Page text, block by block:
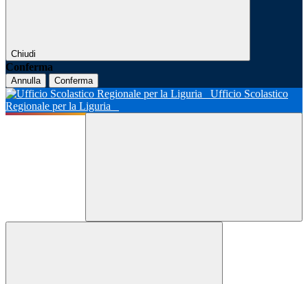
Chiudi
Conferma
Annulla Conferma
Ufficio Scolastico
Regionale per la Liguria